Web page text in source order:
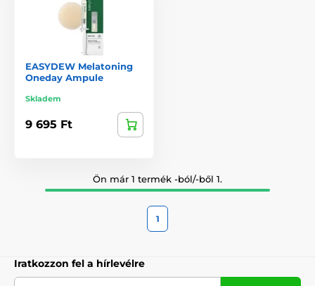
EASYDEW Melatoning
Oneday Ampule
Skladem
9 695 Ft
Ön már 1 termék -ból/-ből 1.
1
Iratkozzon fel a hírlevélre